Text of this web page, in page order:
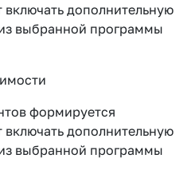
дополнительную
выбранной программы
формируется
дополнительную
выбранной программы